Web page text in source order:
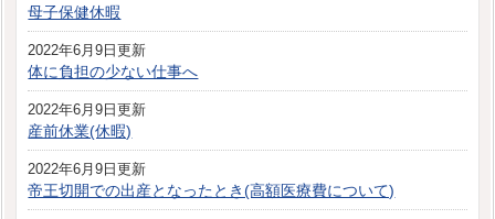
母子保健休暇
2022年6月9日更新
体に負担の少ない仕事へ
2022年6月9日更新
産前休業(休暇)
2022年6月9日更新
帝王切開での出産となったとき(高額医療費について)